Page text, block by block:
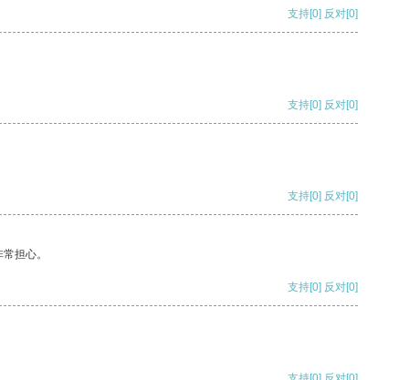
支持[0] 反对[0]
支持[0] 反对[0]
支持[0] 反对[0]
担心。
支持[0] 反对[0]